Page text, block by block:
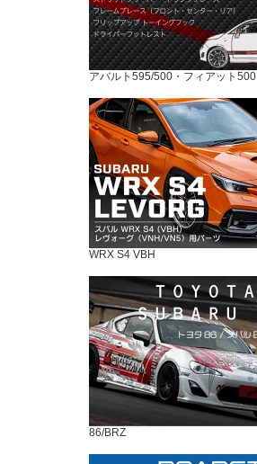
アバルト595/500・フィアット500
WRX S4 VBH
86/BRZ